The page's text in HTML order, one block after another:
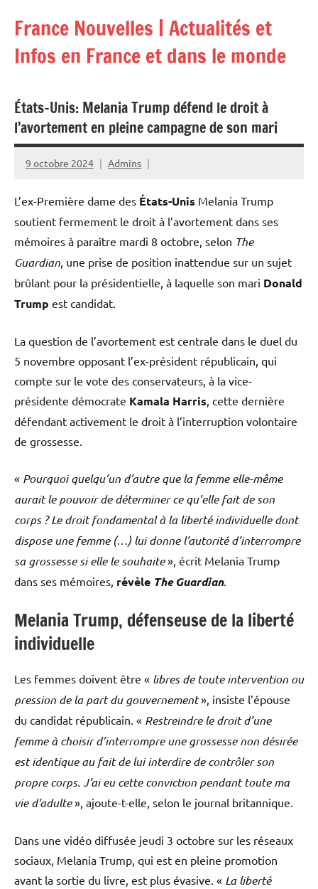
contenu
France Nouvelles | Actualités et
Infos en France et dans le monde
États-Unis: Melania Trump défend le droit à
l’avortement en pleine campagne de son mari
9 octobre 2024 Admins
L’ex-Première dame des États-Unis Melania Trump
soutient fermement le droit à l’avortement dans ses
mémoires à paraître mardi 8 octobre, selon The
Guardian, une prise de position inattendue sur un sujet
brûlant pour la présidentielle, à laquelle son mari Donald
Trump est candidat.
La question de l’avortement est centrale dans le duel du
5 novembre opposant l’ex-président républicain, qui
compte sur le vote des conservateurs, à la vice-
présidente démocrate Kamala Harris, cette dernière
défendant activement le droit à l’interruption volontaire
de grossesse.
« Pourquoi quelqu’un d’autre que la femme elle-même
aurait le pouvoir de déterminer ce qu’elle fait de son
corps ? Le droit fondamental à la liberté individuelle dont
dispose une femme (…) lui donne l’autorité d’interrompre
sa grossesse si elle le souhaite», écrit Melania Trump
dans ses mémoires, révèle The Guardian.
Melania Trump, défenseuse de la liberté
individuelle
Les femmes doivent être « libres de toute intervention ou
pression de la part du gouvernement», insiste l’épouse
du candidat républicain. « Restreindre le droit d’une
femme à choisir d’interrompre une grossesse non désirée
est identique au fait de lui interdire de contrôler son
propre corps. J’ai eu cette conviction pendant toute ma
vie d’adulte», ajoute-t-elle, selon le journal britannique.
Dans une vidéo diffusée jeudi 3 octobre sur les réseaux
sociaux, Melania Trump, qui est en pleine promotion
avant la sortie du livre, est plus évasive. « La liberté